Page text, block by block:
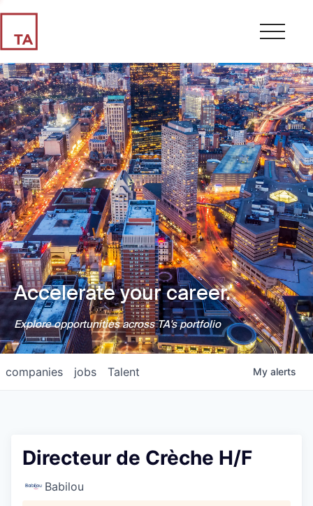
Accelerate your career.
Explore opportunities across TA's portfolio
jobs
companies Talent My alerts
Directeur de Crèche H/F
Babilou